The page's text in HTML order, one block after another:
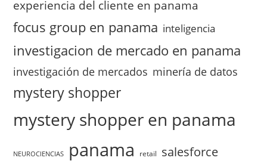
experiencia del cliente en panama
focus group en panama inteligencia
investigacion de mercado en panama
investigación de mercados minería de datos
mystery shopper
mystery shopper en panama
NEUROCIENCIAS panama retail salesforce